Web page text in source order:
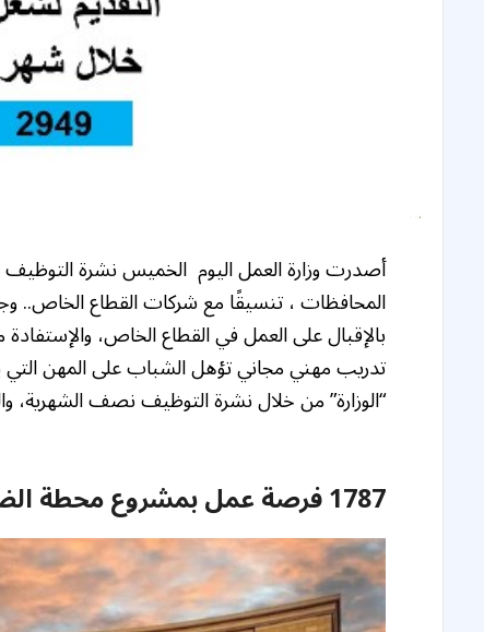
أصدرت وزارة العمل اليوم الخميس نشرة
المحافظات ، تنسيقًا مع شركات القطاع الخاص..
بالإقبال على العمل في القطاع الخاص،
تدريب مهني مجاني تؤهل الشباب على المهن التي
“الوزارة” من خلال نشرة التوظيف نصف
1787 فرصة عمل بمشروع محطة الضبعة النووية..رابط التقديم